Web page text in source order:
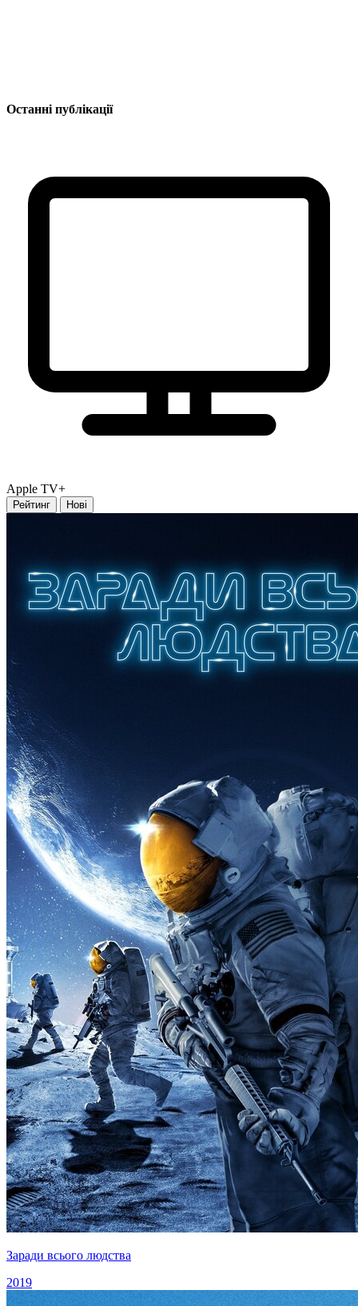
Останні публікації
Apple TV+
Рейтинг Нові
Заради всього людства
2019